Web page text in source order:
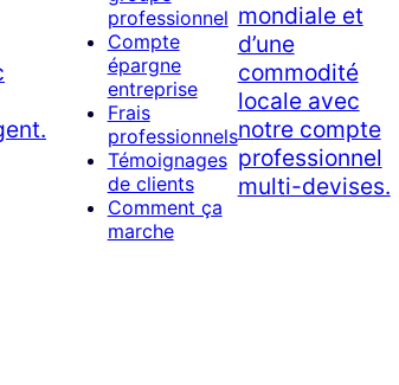
professionnel
Compte
épargne
entreprise
Frais
professionnels
Témoignages
de clients
Comment ça
marche
mondiale et
d’une
commodité
locale avec
notre compte
professionnel
multi-devises.